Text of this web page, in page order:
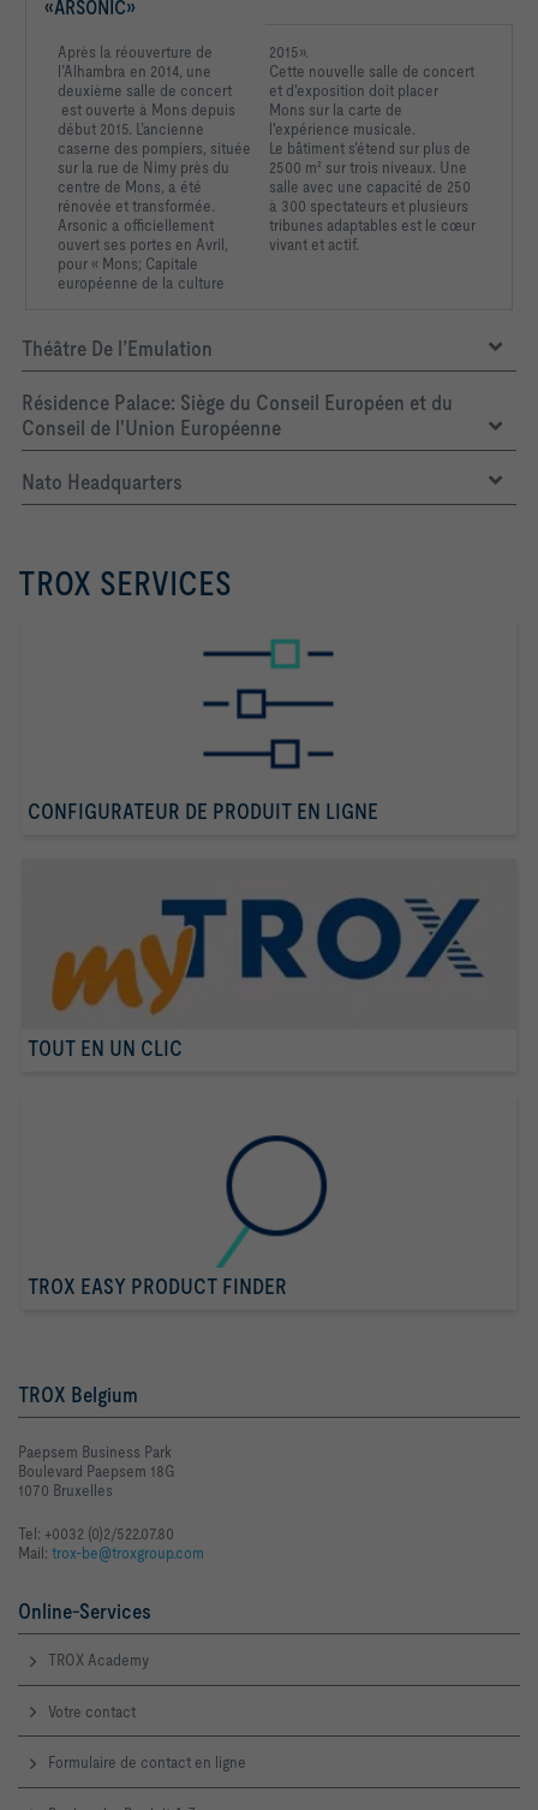
«ARSONIC»
Après la réouverture de
l’Alhambra en 2014, une
deuxième salle de concert
est ouverte à Mons depuis
début 2015. L’ancienne
caserne des pompiers, située
sur la rue de Nimy près du
centre de Mons, a été
rénovée et transformée.
Arsonic a officiellement
ouvert ses portes en Avril,
pour « Mons; Capitale
européenne de la culture
2015».
Cette nouvelle salle de concert
et d'exposition doit placer
Mons sur la carte de
l'expérience musicale.
Le bâtiment s’étend sur plus de
2500 m² sur trois niveaux. Une
salle avec une capacité de 250
à 300 spectateurs et plusieurs
tribunes adaptables est le cœur
vivant et actif.
Théâtre De l’Emulation
Résidence Palace: Siège du Conseil Européen et du
Conseil de l'Union Européenne
Nato Headquarters
TROX SERVICES
CONFIGURATEUR DE PRODUIT EN LIGNE
TOUT EN UN CLIC
TROX EASY PRODUCT FINDER
TROX Belgium
Paepsem Business Park
Boulevard Paepsem 18G
1070 Bruxelles
Tel: +0032 (0)2/522.07.80
Mail: trox-be@troxgroup.com
Online-Services
TROX Academy
Votre contact
Formulaire de contact en ligne